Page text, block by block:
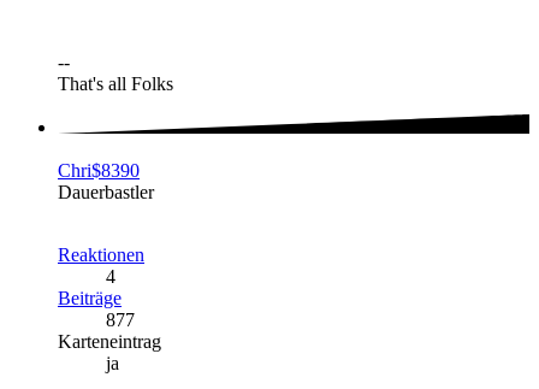
--
That's all Folks
Chri$8390
Dauerbastler
Reaktionen
4
Beiträge
877
Karteneintrag
ja